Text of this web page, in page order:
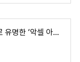
태연 그리고 제니 운동화로 유명한 ‘악셀 아리가토’ 모델별 사진 보기